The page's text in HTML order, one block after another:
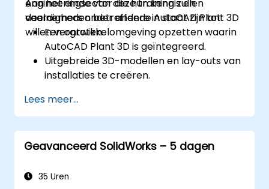
engineeringsector die hun kennis en
vaardigheden betreffende AutoCAD Plant 3D
willen vergroten.
Aan het einde van deze training zullen
deelnemers onder andere in staat zijn tot:
Een ontwikkelomgeving opzetten waarin
AutoCAD Plant 3D is geïntegreerd.
Uitgebreide 3D-modellen en lay-outs van
installaties te creëren.
tekeningen te produceren.
Installatieontwerpen efficiënt te
documenteren en samen te werken aan
deze ontwerpen.
AutoCAD Plant 3D effectief op te lossen.
Lees meer...
Geavanceerd SolidWorks – 5 dagen
35 Uren